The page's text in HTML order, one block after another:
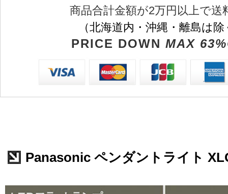
商品合計金額が2万円以上で送
（北海道内・沖縄・離島は
PRICE DOWN MAX
Panasonic ペンダントライト